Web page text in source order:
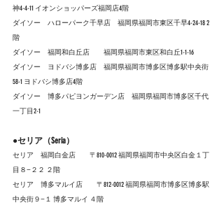
神4-4-11 イオンショッパーズ福岡店4階
ダイソー　ハローパーク千早店　福岡県福岡市東区千早4-24-18 2
階
ダイソー　福岡和白丘店　　福岡県福岡市東区和白丘1-1-16
ダイソー　ヨドバシ博多店　福岡県福岡市博多区博多駅中央街
58-1 ヨドバシ博多店4階
ダイソー　博多パピヨンガーデン店　福岡県福岡市博多区千代
一丁目2-1
●セリア（Seria）
セリア　福岡白金店　　〒810-0012 福岡県福岡市中央区白金１丁
目８−２２ ２階
セリア　博多マルイ店　　〒812-0012 福岡県福岡市博多区博多駅
中央街９−１ 博多マルイ ４階